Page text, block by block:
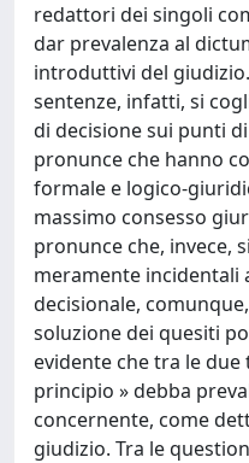
redattori dei singoli
dar prevalenza al
introduttivi del
sentenze, infatti, si
di decisione sui punti
pronunce che hanno
formale e logico-
massimo consesso
pronunce che, invece,
meramente incidentali
decisionale,
soluzione dei quesiti
evidente che tra le
principio » debba
concernente, come
giudizio. Tra le